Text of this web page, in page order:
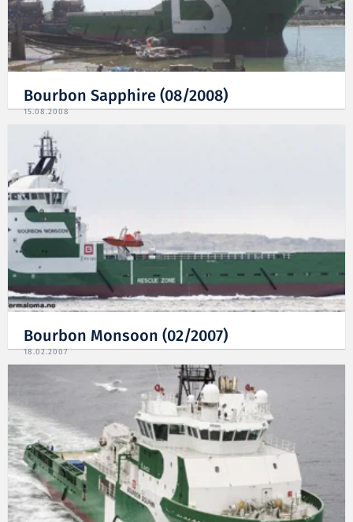
Bourbon Sapphire (08/2008)
15.08.2008
Bourbon Monsoon (02/2007)
18.02.2007